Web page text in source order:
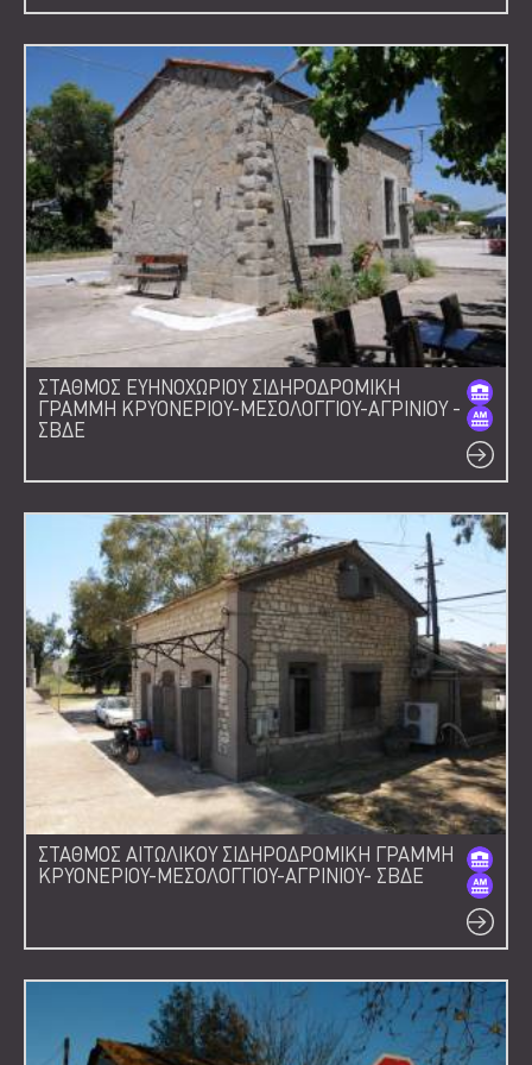
ΣΤΑΘΜΟΣ ΕΥΗΝΟΧΩΡΙΟΥ ΣΙΔΗΡΟΔΡΟΜΙΚΗ
ΓΡΑΜΜΗ ΚΡΥΟΝΕΡΙΟΥ-ΜΕΣΟΛΟΓΓΙΟΥ-ΑΓΡΙΝΙΟΥ -
ΣΒΔΕ
ΣΤΑΘΜΟΣ ΑΙΤΩΛΙΚΟΥ ΣΙΔΗΡΟΔΡΟΜΙΚΗ ΓΡΑΜΜΗ
ΚΡΥΟΝΕΡΙΟΥ-ΜΕΣΟΛΟΓΓΙΟΥ-ΑΓΡΙΝΙΟΥ- ΣΒΔΕ